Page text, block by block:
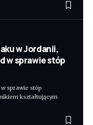
w Jordanii,
w sprawie stóp
sprawie stóp
kształtującym